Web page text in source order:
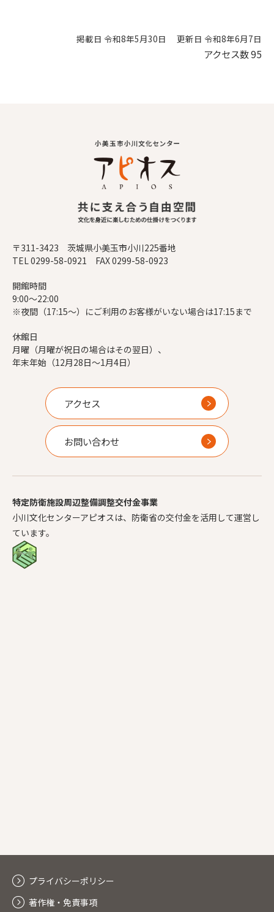
掲載日 令和8年5月30日 更新日 令和8年6月7日
アクセス数95
〒311-3423 茨城県小美玉市小川225番地
TEL 0299-58-0921 FAX 0299-58-0923
開館時間
9:00～22:00
※夜間（17:15～）にご利用のお客様がいない場合は17:15まで
休館日
月曜（月曜が祝日の場合はその翌日）、
年末年始（12月28日～1月4日）
アクセス
お問い合わせ
特定防衛施設周辺整備調整交付金事業
小川文化センターアピオスは、防衛省の交付金を活用して運営し
ています。
プライバシーポリシー
著作権・免責事項